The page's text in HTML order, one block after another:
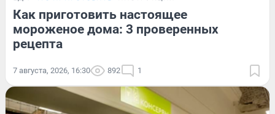
Как приготовить настоящее
мороженое дома: 3 проверенных
рецепта
7 августа, 2026, 16:30 892 1